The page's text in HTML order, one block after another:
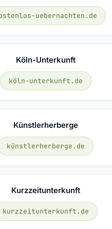
uebernachten.de
Köln-Unterkunft
köln-unterkunft.de
Künstlerherberge
künstlerherberge.de
Kurzzeitunterkunft
kurzzeitunterkunft.de